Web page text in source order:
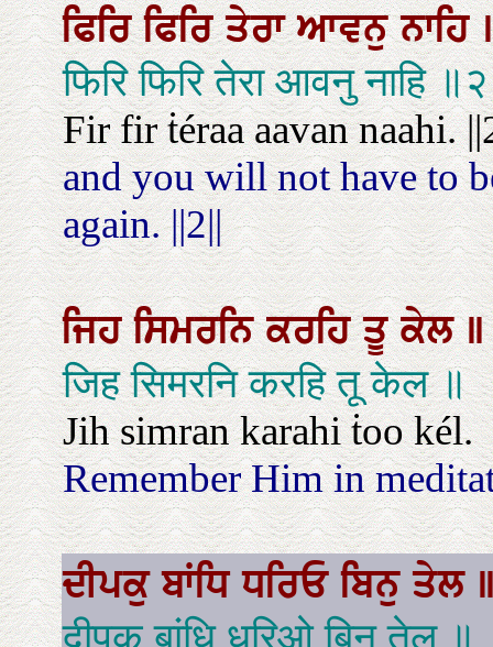
ਫਿਰਿਫਿਰਿਤੇਰਾਆਵਨੁਨਾਹਿ
फिरि फिरि तेरा आवनु नाहि
Fir fir ṫéraa aavan naahi.
and you will not have to
again. ||2||
ਜਿਹਸਿਮਰਨਿਕਰਹਿਤੂਕੇਲ॥
जिह सिमरनि करहि तू केल ॥
Jih simran karahi ṫoo kél.
Remember Him in
ਦੀਪਕੁਬਾਂਧਿਧਰਿਓਬਿਨੁ ਤੇਲ
दीपकु बांधि धरिओ बिनु तेल ॥